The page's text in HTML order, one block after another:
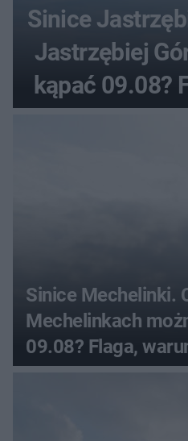
Sinice
Jastrzębiej
kąpać 09.08?
Sinice Mechelinki.
Mechelinkach
09.08? Flaga,